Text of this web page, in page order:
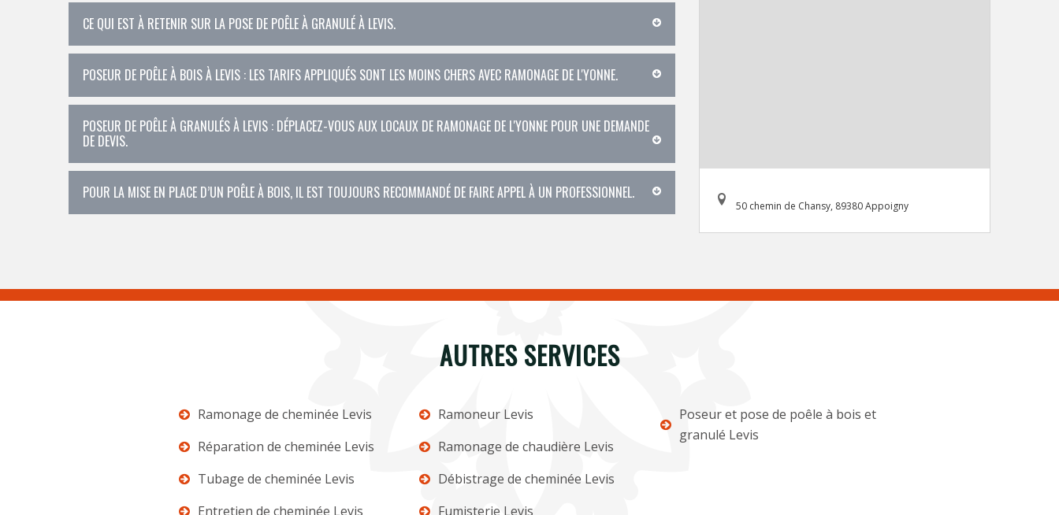
CE QUI EST À RETENIR SUR LA POSE DE POÊLE À GRANULÉ À LEVIS.
POSEUR DE POÊLE À BOIS À LEVIS : LES TARIFS APPLIQUÉS SONT LES MOINS CHERS AVEC RAMONAGE DE L'YONNE.
POSEUR DE POÊLE À GRANULÉS À LEVIS : DÉPLACEZ-VOUS AUX LOCAUX DE RAMONAGE DE L'YONNE POUR UNE DEMANDE
DE DEVIS.
POUR LA MISE EN PLACE D’UN POÊLE À BOIS, IL EST TOUJOURS RECOMMANDÉ DE FAIRE APPEL À UN PROFESSIONNEL.
50 chemin de Chansy, 89380 Appoigny
AUTRES SERVICES
Ramonage de cheminée Levis
Réparation de cheminée Levis
Tubage de cheminée Levis
Entretien de cheminée Levis
Ramoneur Levis
Ramonage de chaudière Levis
Débistrage de cheminée Levis
Fumisterie Levis
Poseur et pose de poêle à bois et
granulé Levis